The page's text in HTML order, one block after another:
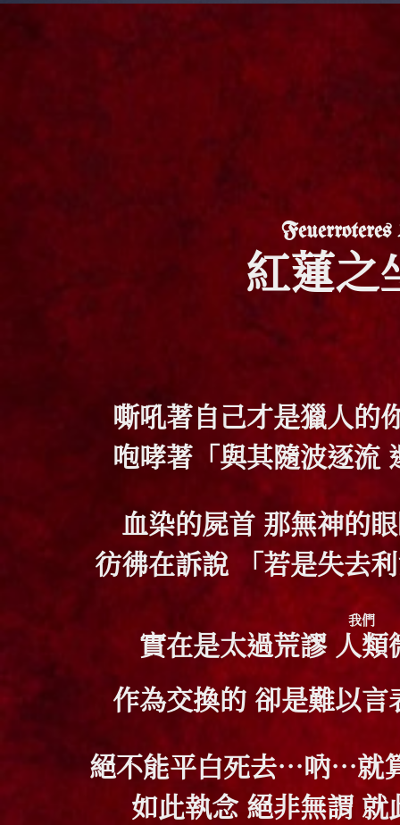
紅蓮之
嘶吼著自己才是獵人的
咆哮著「與其隨波逐流
血染的屍首 那無神的
彷彿在訴說 「若是失去
實在是太過荒謬 人類
我們
作為交換的 卻是難以言
絕不能平白死去…吶…就
如此執念 絕非無謂 就